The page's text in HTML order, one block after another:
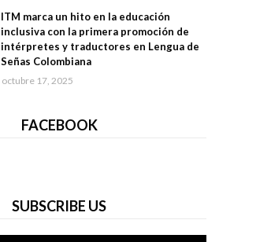
ITM marca un hito en la educación
inclusiva con la primera promoción de
intérpretes y traductores en Lengua de
Señas Colombiana
octubre 17, 2025
FACEBOOK
SUBSCRIBE US